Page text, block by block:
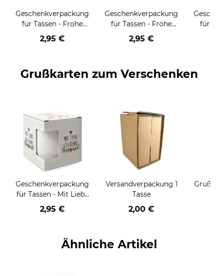
Geschenkverpackung
für Tassen - Frohe
Weihnachten - HO
HO HO - rot
2,95 €
Geschenkverpackung
für Tassen - Frohe
Weihnachten - HO
HO HO - schwarz
2,95 €
für
Grußkarten zum Verschenken
Geschenkverpackung
für Tassen - Mit Liebe
geschenkt
2,95 €
Versandverpackung 1
Tasse
2,00 €
Ähnliche Artikel